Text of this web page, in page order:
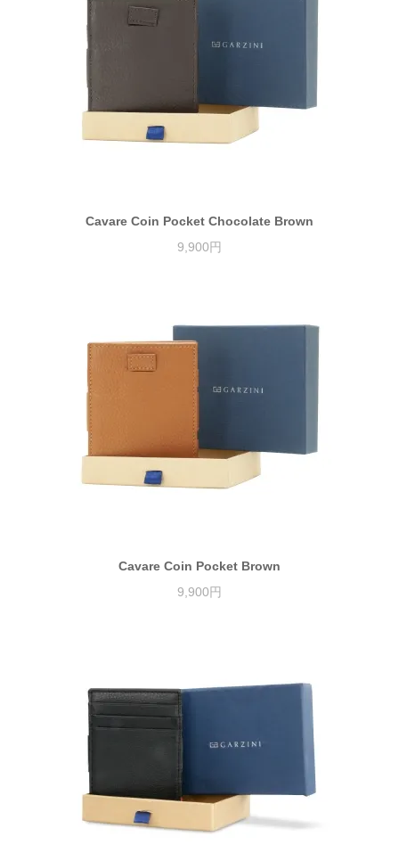
Cavare Coin Pocket Chocolate Brown
9,900円
Cavare Coin Pocket Brown
9,900円